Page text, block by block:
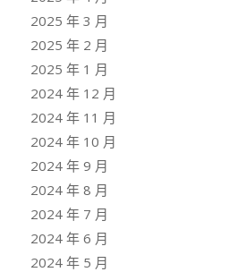
2025 年 3 月
2025 年 2 月
2025 年 1 月
2024 年 12 月
2024 年 11 月
2024 年 10 月
2024 年 9 月
2024 年 8 月
2024 年 7 月
2024 年 6 月
2024 年 5 月